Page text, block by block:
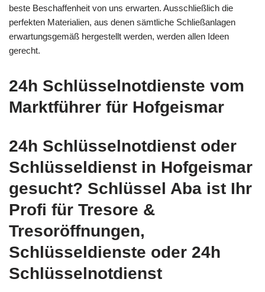
beste Beschaffenheit von uns erwarten. Ausschließlich die
perfekten Materialien, aus denen sämtliche Schließanlagen
erwartungsgemäß hergestellt werden, werden allen Ideen
gerecht.
24h Schlüsselnotdienste vom
Marktführer für Hofgeismar
24h Schlüsselnotdienst oder
Schlüsseldienst in Hofgeismar
gesucht? Schlüssel Aba ist Ihr
Profi für Tresore &
Tresoröffnungen,
Schlüsseldienste oder 24h
Schlüsselnotdienst